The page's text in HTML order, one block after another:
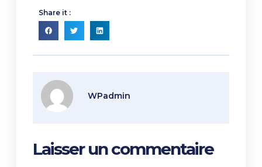
Share it :
WPadmin
Laisser un commentaire